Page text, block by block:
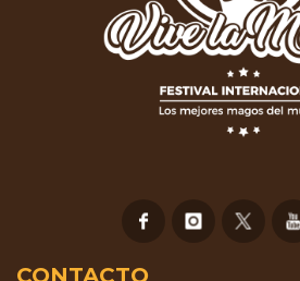
CONTACTO